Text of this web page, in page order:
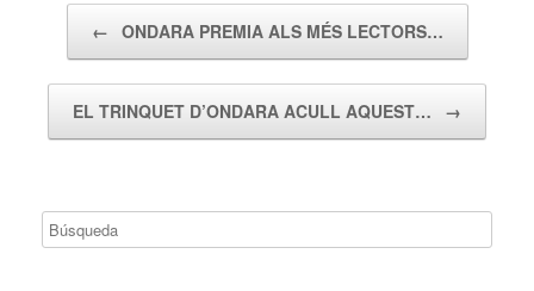
← ONDARA PREMIA ALS MÉS LECTORS…
EL TRINQUET D’ONDARA ACULL AQUEST… →